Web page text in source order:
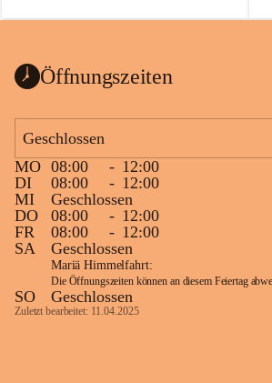
können ab 1. September wieder heimische
Vielfalt in Gärten bringen und zugleich
Wie wichtig Hecken sind zeigt das
österreichweite Forschungsprojekt
„Heckenleben“ des Vereins Regionale
Gehölzvermehrung. Die Untersuchungen
machen deutlich, dass Bestäuber auf ein
möglichst durchgehendes
Nahrungsangebot angewiesen sind.
Heimische Hecken können
Versorgungslücken schließen, weil
unterschiedliche Gehölzarten zu
Öffnungszeiten
Geschlossen
MO 08:00 - 12:00
DI
08:00 - 12:00
MI
Geschlossen
DO
08:00 - 12:00
FR
08:00 - 12:00
SA
Geschlossen
Mariä Himmelfahrt:
Die Öffnungszeiten können an diesem Feiertag
SO Geschlossen
Zuletzt bearbeitet: 11.04.2025